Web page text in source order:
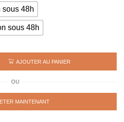
sous 48h
sous 48h
AJOUTER AU PANIER
OU
MAINTENANT